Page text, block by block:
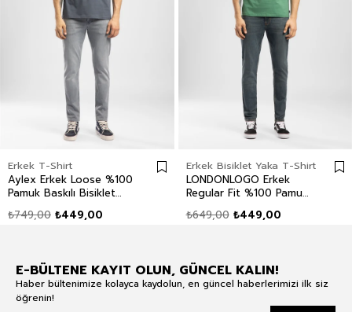
Erkek T-Shirt
Aylex Erkek Loose %100
Pamuk Baskılı Bisiklet
₺449,00
₺749,00
Erkek Bisiklet Yaka T-Shirt
LONDONLOGO Erkek
Regular Fit %100 Pamuk
Shirt Yeşil₺449,00
₺649,00
E-BÜLTENE KAYIT OLUN, GÜNCEL KALIN!
Haber bültenimize kolayca kaydolun, en güncel haberlerimizi ilk siz
öğrenin!